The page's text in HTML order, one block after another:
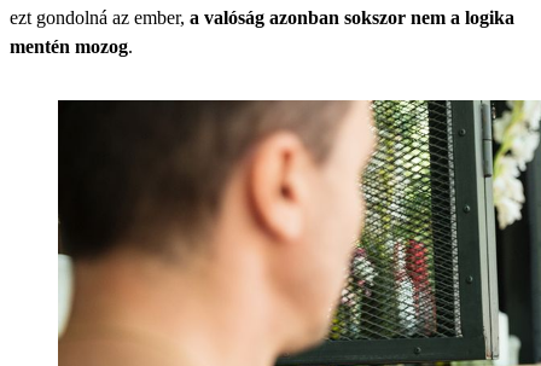
ezt gondolná az ember, a valóság azonban sokszor nem a logika
mentén mozog.